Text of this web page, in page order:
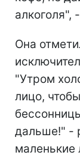
алкоголя",
Она
"Утром
лицо,
дальше!" -
маленькие